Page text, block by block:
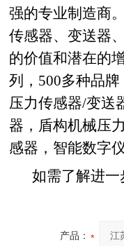
强的专业制造商
传感器、变送器
的价值和潜在的
列， 500多种品
压力传感器/变送
器，盾构机械压
感器，智能数字
如需了解进
产品：